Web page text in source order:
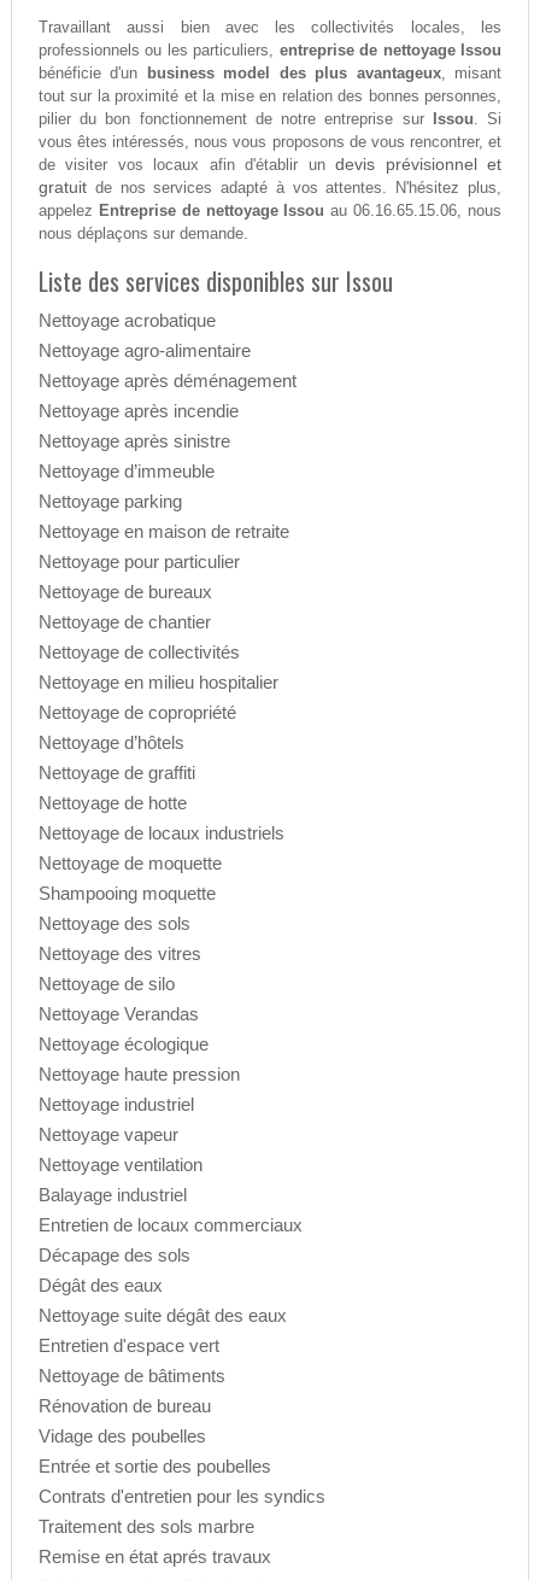
Travaillant aussi bien avec les collectivités locales, les
professionnels ou les particuliers, entreprise de nettoyage Issou
bénéficie d'un
business model des plus avantageux, misant
tout sur la proximité et la mise en relation des bonnes personnes,
pilier du bon fonctionnement de notre entreprise sur
Issou. Si
vous êtes intéressés, nous vous proposons de vous rencontrer, et
de visiter vos locaux afin d'établir undevis prévisionnel et
gratuitde nos services adapté à vos attentes. N'hésitez plus,
appelez Entreprise de nettoyage Issou au 06.16.65.15.06, nous
nous déplaçons sur demande.
Liste des services disponibles sur Issou
Nettoyage acrobatique
Nettoyage agro-alimentaire
Nettoyage après déménagement
Nettoyage après incendie
Nettoyage après sinistre
Nettoyage d’immeuble
Nettoyage parking
Nettoyage en maison de retraite
Nettoyage pour particulier
Nettoyage de bureaux
Nettoyage de chantier
Nettoyage de collectivités
Nettoyage en milieu hospitalier
Nettoyage de copropriété
Nettoyage d’hôtels
Nettoyage de graffiti
Nettoyage de hotte
Nettoyage de locaux industriels
Nettoyage de moquette
Shampooing moquette
Nettoyage des sols
Nettoyage des vitres
Nettoyage de silo
Nettoyage Verandas
Nettoyage écologique
Nettoyage haute pression
Nettoyage industriel
Nettoyage vapeur
Nettoyage ventilation
Balayage industriel
Entretien de locaux commerciaux
Décapage des sols
Dégât des eaux
Nettoyage suite dégât des eaux
Entretien d'espace vert
Nettoyage de bâtiments
Rénovation de bureau
Vidage des poubelles
Entrée et sortie des poubelles
Contrats d'entretien pour les syndics
Traitement des sols marbre
Remise en état aprés travaux